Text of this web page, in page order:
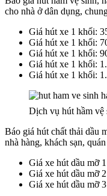
cho nhà ở dân dụng,
Giá hút xe 1 khối:
Giá hút xe 1 khối:
Giá hút xe 1 khối:
Giá hút xe 1 khối:
Giá hút xe 1 khối:
Dịch vụ hút hầm
Báo giá hút chất thải dầu
nhà hàng, khách sạn,
Giá xe hút dầu mỡ
Giá xe hút dầu mỡ
Giá xe hút dầu mỡ